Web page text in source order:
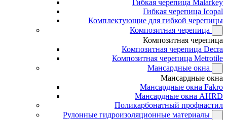
Гибкая черепица Malarkey
Гибкая черепица Icopal
Комплектующие для гибкой черепицы
Композитная черепица
Композитная черепица
Композитная черепица Decra
Композитная черепица Metrotile
Мансардные окна
Мансардные окна
Мансардные окна Fakro
Мансардные окна AHRD
Поликарбонатный профнастил
Рулонные гидроизоляционные материалы